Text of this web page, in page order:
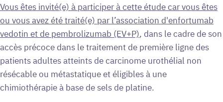
Vous êtes invité(e) à participer à cette étude car vous êtes
ou vous avez été traité(e) par l’association d'enfortumab
vedotin et de pembrolizumab (EV+P), dans le cadre de son
accès précoce dans le traitement de première ligne des
patients adultes atteints de carcinome urothélial non
résécable ou métastatique et éligibles à une
chimiothérapie à base de sels de platine.